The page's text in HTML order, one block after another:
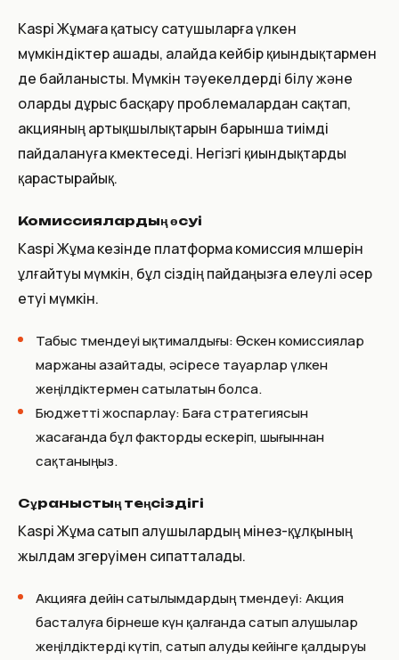
Kaspi Жұмаға қатысу сатушыларға үлкен
мүмкіндіктер ашады, алайда кейбір қиындықтармен
де байланысты. Мүмкін тәуекелдерді білу және
оларды дұрыс басқару проблемалардан сақтап,
акцияның артықшылықтарын барынша тиімді
пайдалануға көмектеседі. Негізгі қиындықтарды
қарастырайық.
Комиссиялардың өсуі
Kaspi Жұма кезінде платформа комиссия мөлшерін
ұлғайтуы мүмкін, бұл сіздің пайдаңызға елеулі әсер
етуі мүмкін.
Табыс төмендеуі ықтималдығы: Өскен комиссиялар
маржаны азайтады, әсіресе тауарлар үлкен
жеңілдіктермен сатылатын болса.
Бюджетті жоспарлау: Баға стратегиясын
жасағанда бұл факторды ескеріп, шығыннан
сақтаныңыз.
Сұраныстың теңсіздігі
Kaspi Жұма сатып алушылардың мінез-құлқының
жылдам өзгеруімен сипатталады.
Акцияға дейін сатылымдардың төмендеуі: Акция
басталуға бірнеше күн қалғанда сатып алушылар
жеңілдіктерді күтіп, сатып алуды кейінге қалдыруы